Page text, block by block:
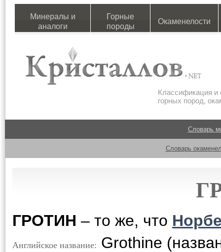
Минералы и
аналоги
Горные
породы
Окаменелости
Классификация и
горных пород,
Словарь
Словарь
ГРОТИН – то же, что
Английское название: Grothine